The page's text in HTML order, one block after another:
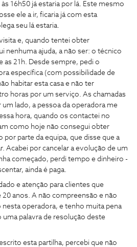
16h50 já estaria por lá. Este mesmo
ele a ir, ficaria já com esta
seu lá estaria.
e, quando tentei obter
nenhuma ajuda, a não ser: o técnico
as 21h. Desde sempre, pedi o
específica (com possibilidade de
habitar esta casa e não ter
horas por um serviço. As chamadas
lado, a pessoa da operadora me
hora, quando os contactei no
como hoje não consegui obter
por parte da equipa, que disse que a
Acabei por cancelar a evolução de um
começado, perdi tempo e dinheiro -
ainda é paga.
e atenção para clientes que
20 anos. A não compreensão e não
operadora, e tenho muita pena
palavra de resolução deste
esta partilha, percebi que não